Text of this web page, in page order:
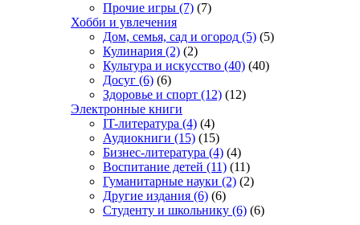
Прочие игры (7) (7)
Хобби и увлечения
Дом, семья, сад и огород (5) (5)
Кулинария (2) (2)
Культура и искусство (40) (40)
Досуг (6) (6)
Здоровье и спорт (12) (12)
Электронные книги
IT-литература (4) (4)
Аудиокниги (15) (15)
Бизнес-литература (4) (4)
Воспитание детей (11) (11)
Гуманитарные науки (2) (2)
Другие издания (6) (6)
Студенту и школьнику (6) (6)